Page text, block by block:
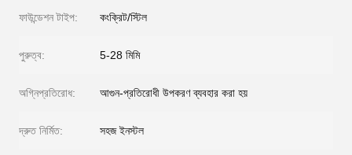
ফাউন্ডেশন টাইপ: কংক্রিট/স্টিল
পুরুত্ব: 5-28 মিমি
অগ্নিপ্রতিরোধ: আগুন-প্রতিরোধী উপকরণ ব্যবহার করা হয়
দ্রুত নির্মিত: সহজ ইনস্টল